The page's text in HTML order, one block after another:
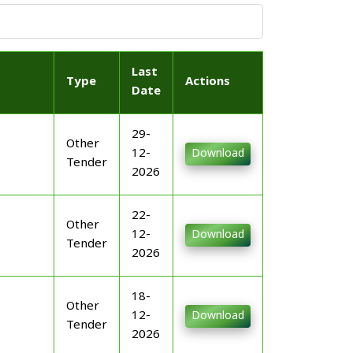
Type
Last
Date
Actions
Other
Tender
29-
12-
2026
Download
Other
Tender
22-
12-
2026
Download
Other
Tender
18-
12-
2026
Download